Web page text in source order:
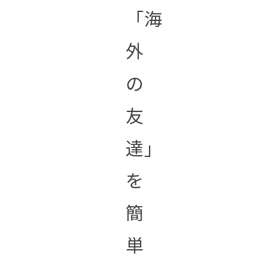
「海
外
の
友
達」
を
簡
単